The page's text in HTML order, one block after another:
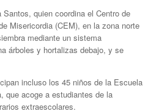
quien coordina el Centro de
Misericordia (CEM), en la zona norte
mediante un sistema
árboles y hortalizas debajo, y se
incluso los 45 niños de la Escuela
que acoge a estudiantes de la
extraescolares.